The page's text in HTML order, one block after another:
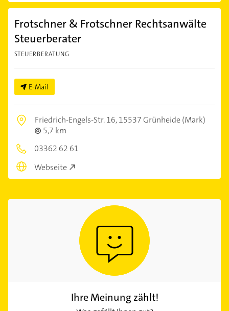
Frotschner & Frotschner Rechtsanwälte
Steuerberater
STEUERBERATUNG
E-Mail
Friedrich-Engels-Str. 16,15537 Grünheide (Mark)
5,7 km
03362 62 61
Webseite
Ihre Meinung zählt!